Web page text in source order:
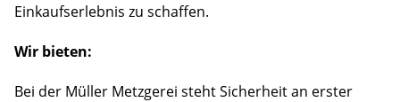
Einkaufserlebnis zu schaffen.
Wir bieten:
Bei der Müller Metzgerei steht Sicherheit an erster